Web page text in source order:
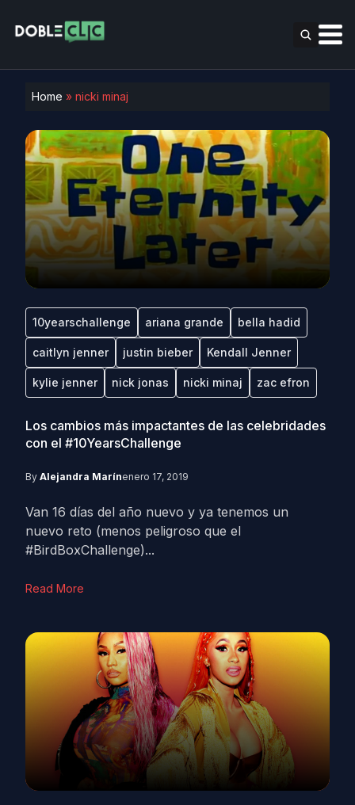
Home » nicki minaj
10yearschallenge ariana grande bella hadid
caitlyn jenner justin bieber Kendall Jenner
kylie jenner nick jonas nicki minaj zac efron
Los cambios más impactantes de las celebridades
con el #10YearsChallenge
By Alejandra Marínenero 17, 2019
Van 16 días del año nuevo y ya tenemos un
nuevo reto (menos peligroso que el
#BirdBoxChallenge)...
Read More